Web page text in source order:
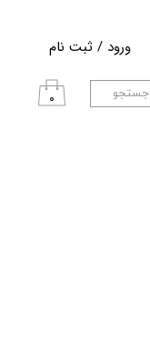
۰
ورود / ثبت نام
جستجو